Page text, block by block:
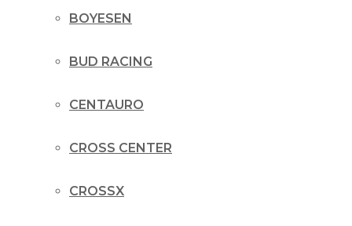
BOYESEN
BUD RACING
CENTAURO
CROSS CENTER
CROSSX